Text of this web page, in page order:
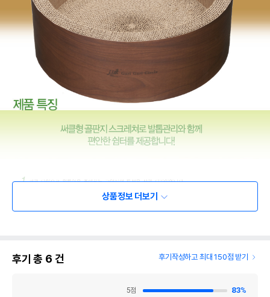
상품정보 더보기
후기 총 6 건 후기작성하고 최대 150점 받기
5점 83%